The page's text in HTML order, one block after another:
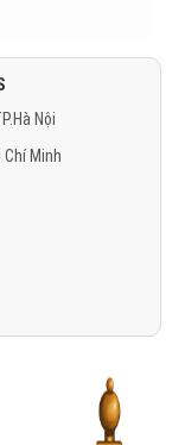
Nội
Chí Minh